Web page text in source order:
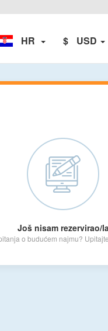
HR $ USD
Još nisam rezervirao/
o budućem najmu?